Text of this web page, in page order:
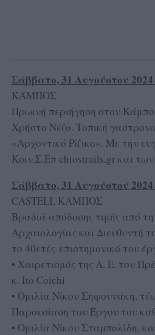
Σάββατο, 31 Αυγούστου 2024
ΚΆΜΠΟΣ
Πρωινή περιήγηση στον
Χρήστο Νέζο. Τοπική
«Αρχοντικό Ρίζικο». Με την
Κοιν.Σ.Επ chiostrails.gr και
Σάββατο, 31 Αυγούστου 2024
CASTELI, KAMΠΟΣ
Βραδιά απόδοσης τιμής από
Αρχαιολογίας και Διευθυντή
το 40ετές επιστημονικό του
• Χαιρετισμός της Α. Ε. του
κ. Ito Coichi
• Ομιλία Νίκου Σηφουνάκη,
Παρουσίαση του Έργου του
• Ομιλία Νίκου Σταµπολίδη,